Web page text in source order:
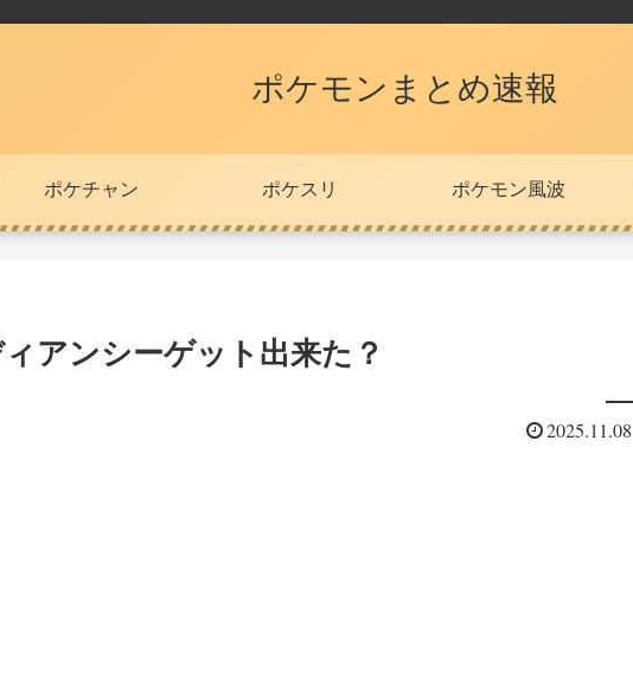
ポケモンまとめ速報
ポケチャン ポケスリ ポケモン風波
アンシーゲット出来た？
2025.11.08